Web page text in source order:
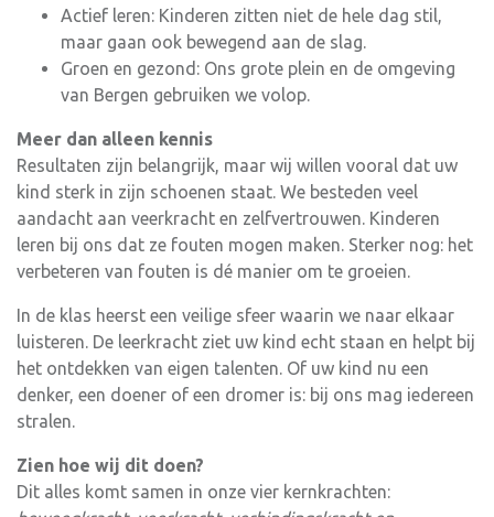
Actief leren: Kinderen zitten niet de hele dag stil,
maar gaan ook bewegend aan de slag.
Groen en gezond: Ons grote plein en de omgeving
van Bergen gebruiken we volop.
Meer dan alleen kennis
Resultaten zijn belangrijk, maar wij willen vooral dat uw
kind sterk in zijn schoenen staat. We besteden veel
aandacht aan veerkracht en zelfvertrouwen. Kinderen
leren bij ons dat ze fouten mogen maken. Sterker nog: het
verbeteren van fouten is dé manier om te groeien.
In de klas heerst een veilige sfeer waarin we naar elkaar
luisteren. De leerkracht ziet uw kind echt staan en helpt bij
het ontdekken van eigen talenten. Of uw kind nu een
denker, een doener of een dromer is: bij ons mag iedereen
stralen.
Zien hoe wij dit doen?
Dit alles komt samen in onze vier kernkrachten: